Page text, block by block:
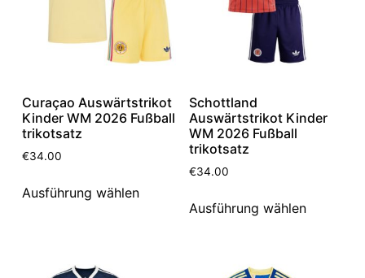
Curaçao Auswärtstrikot
Kinder WM 2026 Fußball
trikotsatz
€34.00
Ausführung wählen
Schottland
Auswärtstrikot Kinder
WM 2026 Fußball
trikotsatz
€34.00
Ausführung wählen